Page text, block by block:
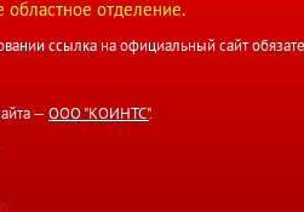
отделение.
ссылка на официальный сайт
— ООО "КОИНТС".